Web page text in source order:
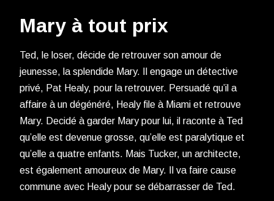
Mary à tout prix
Ted, le loser, décide de retrouver son amour de
jeunesse, la splendide Mary. Il engage un détective
privé, Pat Healy, pour la retrouver. Persuadé qu’il a
affaire à un dégénéré, Healy file à Miami et retrouve
Mary. Decidé à garder Mary pour lui, il raconte à Ted
qu’elle est devenue grosse, qu’elle est paralytique et
qu’elle a quatre enfants. Mais Tucker, un architecte,
est également amoureux de Mary. Il va faire cause
commune avec Healy pour se débarrasser de Ted.